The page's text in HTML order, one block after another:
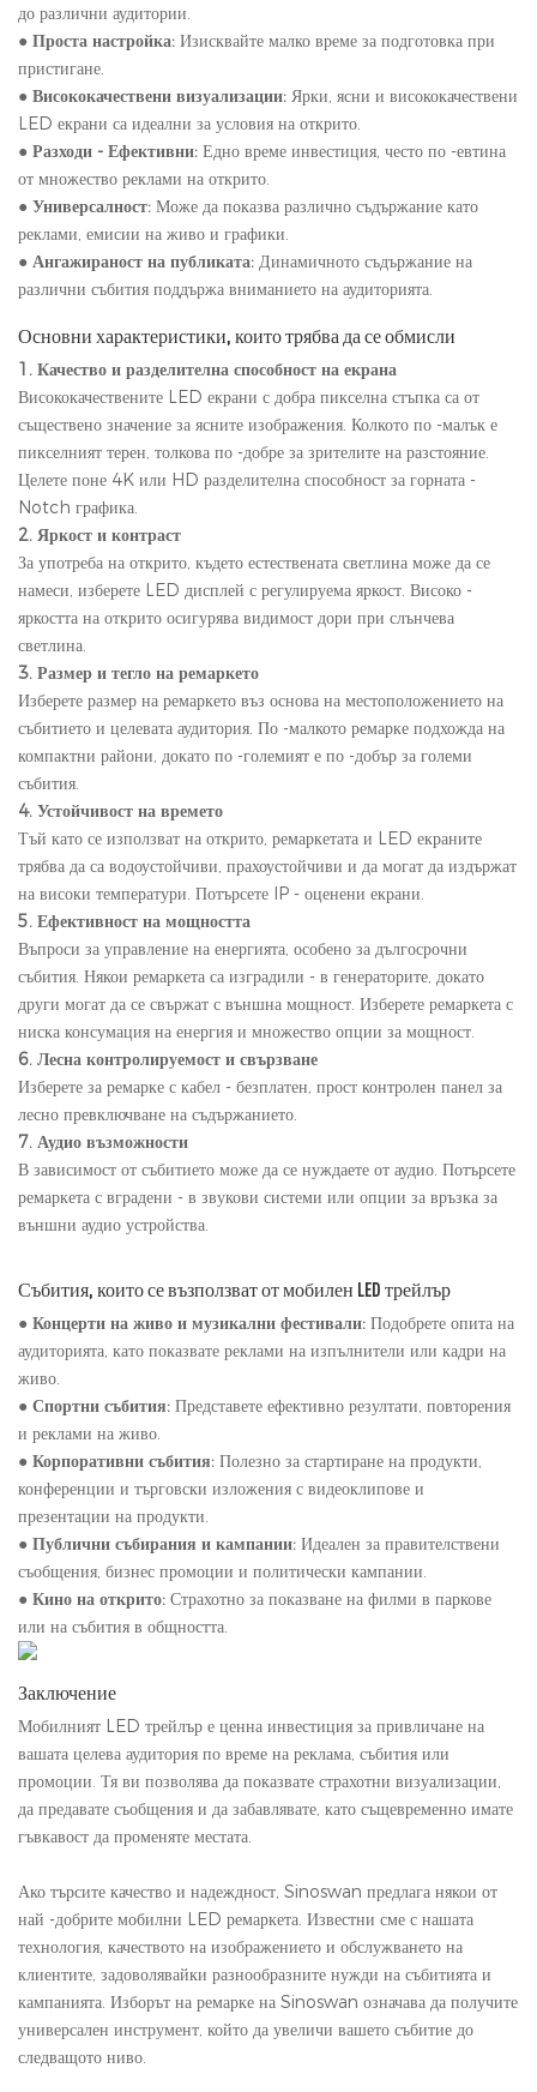
до различни аудитории.
● Проста настройка: Изисквайте малко време за подготовка при
пристигане.
● Висококачествени визуализации: Ярки, ясни и висококачествени
LED екрани са идеални за условия на открито.
● Разходи - Ефективни: Едно време инвестиция, често по -евтина
от множество реклами на открито.
● Универсалност: Може да показва различно съдържание като
реклами, емисии на живо и графики.
● Ангажираност на публиката: Динамичното съдържание на
различни събития поддържа вниманието на аудиторията.
Основни характеристики, които трябва да се обмисли
1. Качество и разделителна способност на екрана
Висококачествените LED екрани с добра пикселна стъпка са от
съществено значение за ясните изображения. Колкото по -малък е
пикселният терен, толкова по -добре за зрителите на разстояние.
Целете поне 4K или HD разделителна способност за горната -
Notch графика.
2. Яркост и контраст
За употреба на открито, където естествената светлина може да се
намеси, изберете LED дисплей с регулируема яркост. Високо -
яркостта на открито осигурява видимост дори при слънчева
светлина.
3. Размер и тегло на ремаркето
Изберете размер на ремаркето въз основа на местоположението на
събитието и целевата аудитория. По -малкото ремарке подхожда на
компактни райони, докато по -големият е по -добър за големи
събития.
4. Устойчивост на времето
Тъй като се използват на открито, ремаркетата и LED екраните
трябва да са водоустойчиви, прахоустойчиви и да могат да издържат
на високи температури. Потърсете IP - оценени екрани.
5. Ефективност на мощността
Въпроси за управление на енергията, особено за дългосрочни
събития. Някои ремаркета са изградили - в генераторите, докато
други могат да се свържат с външна мощност. Изберете ремаркета с
ниска консумация на енергия и множество опции за мощност.
6. Лесна контролируемост и свързване
Изберете за ремарке с кабел - безплатен, прост контролен панел за
лесно превключване на съдържанието.
7. Аудио възможности
В зависимост от събитието може да се нуждаете от аудио. Потърсете
ремаркета с вградени - в звукови системи или опции за връзка за
външни аудио устройства.
Събития, които се възползват от мобилен LED трейлър
● Концерти на живо и музикални фестивали: Подобрете опита на
аудиторията, като показвате реклами на изпълнители или кадри на
живо.
● Спортни събития: Представете ефективно резултати, повторения
и реклами на живо.
● Корпоративни събития: Полезно за стартиране на продукти,
конференции и търговски изложения с видеоклипове и
презентации на продукти.
● Публични събирания и кампании: Идеален за правителствени
съобщения, бизнес промоции и политически кампании.
● Кино на открито: Страхотно за показване на филми в паркове
или на събития в общността.
Заключение
Мобилният LED трейлър е ценна инвестиция за привличане на
вашата целева аудитория по време на реклама, събития или
промоции. Тя ви позволява да показвате страхотни визуализации,
да предавате съобщения и да забавлявате, като същевременно имате
гъвкавост да променяте местата.
Ако търсите качество и надеждност, Sinoswan предлага някои от
най -добрите мобилни LED ремаркета. Известни сме с нашата
технология, качеството на изображението и обслужването на
клиентите, задоволявайки разнообразните нужди на събитията и
кампанията. Изборът на ремарке на Sinoswan означава да получите
универсален инструмент, който да увеличи вашето събитие до
следващото ниво.